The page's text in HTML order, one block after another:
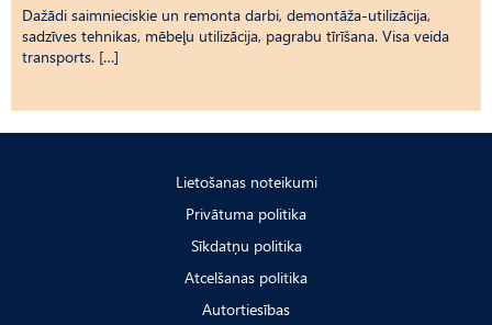
Dažādi saimnieciskie un remonta darbi, demontāža-utilizācija,
sadzīves tehnikas, mēbeļu utilizācija, pagrabu tīrīšana. Visa veida
transports. […]
Lietošanas noteikumi
Privātuma politika
Sīkdatņu politika
Atcelšanas politika
Autortiesības